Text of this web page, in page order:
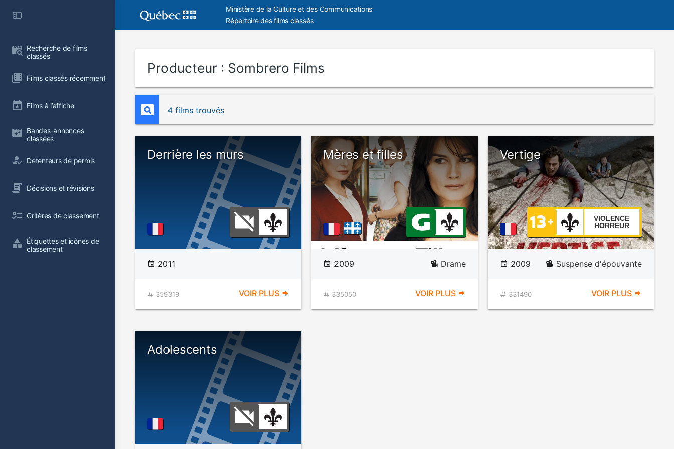
Recherche de films
classés
Films classés récemment
Films à l’affiche
Bandes-annonces
classées
Détenteurs de permis
Décisions et révisions
Critères de classement
Étiquettes et icônes de
classement
Ministère de la Culture et des Communications
Répertoire des films classés
Producteur : Sombrero Films
4 films trouvés
Derrière les murs
2011
359319 VOIR PLUS
Mères et filles
2009 Drame
335050 VOIR PLUS
Vertige
VIOLENCE
HORREUR
2009 Suspense d'épouvante
331490 VOIR PLUS
Adolescents